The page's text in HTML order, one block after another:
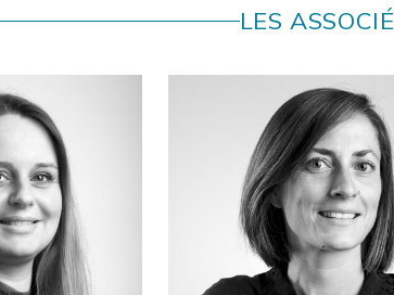
LES